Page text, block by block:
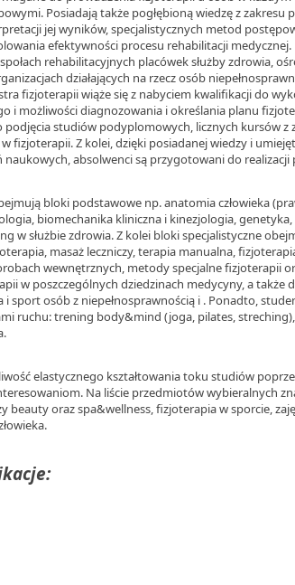
Posiadają także pogłębioną wiedzę z zakresu
jej wyników, specjalistycznych metod
efektywności procesu rehabilitacji
rehabilitacyjnych placówek służby zdrowia,
działających na rzecz osób
fizjoterapii wiąże się z nabyciem kwalifikacji do
i możliwości diagnozowania i określania planu
studiów podyplomowych, licznych kursów z
fizjoterapii. Z kolei, dzięki posiadanej wiedzy i
naukowych, absolwenci są przygotowani do
bloki podstawowe np. anatomia człowieka
biomechanika kliniczna i kinezjologia,
w służbie zdrowia. Z kolei bloki specjalistyczne
masaż leczniczy, terapia manualna,
wewnętrznych, metody specjalne fizjoterapii
w poszczególnych dziedzinach medycyny, a także
sport osób z niepełnosprawnością i . Ponadto,
ruchu: trening body&mind (joga, pilates,
elastycznego kształtowania toku studiów
Na liście przedmiotów wybieralnych
beauty oraz spa&wellness, fizjoterapia w sporcie,